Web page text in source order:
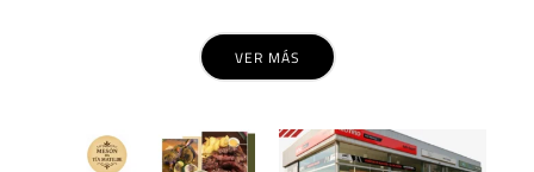
VER MÁS